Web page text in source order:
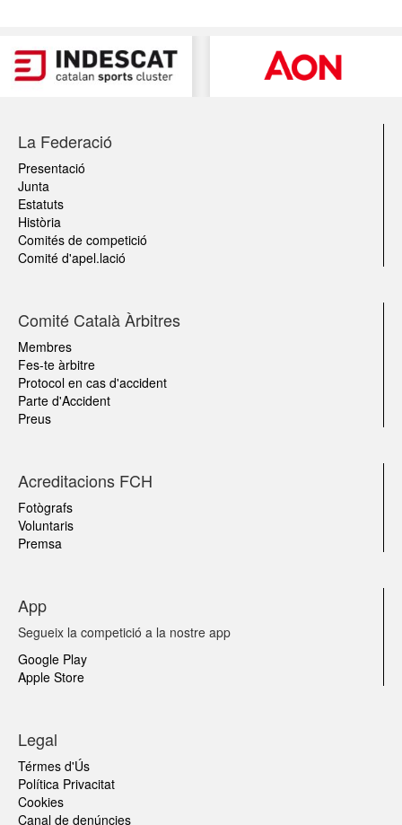
La Federació
Presentació
Junta
Estatuts
Història
Comités de competició
Comité d'apel.lació
Comité Català Àrbitres
Membres
Fes-te àrbitre
Protocol en cas d'accident
Parte d'Accident
Preus
Acreditacions FCH
Fotògrafs
Voluntaris
Premsa
App
Segueix la competició a la nostre app
Google Play
Apple Store
Legal
Térmes d'Ús
Política Privacitat
Cookies
Canal de denúncies